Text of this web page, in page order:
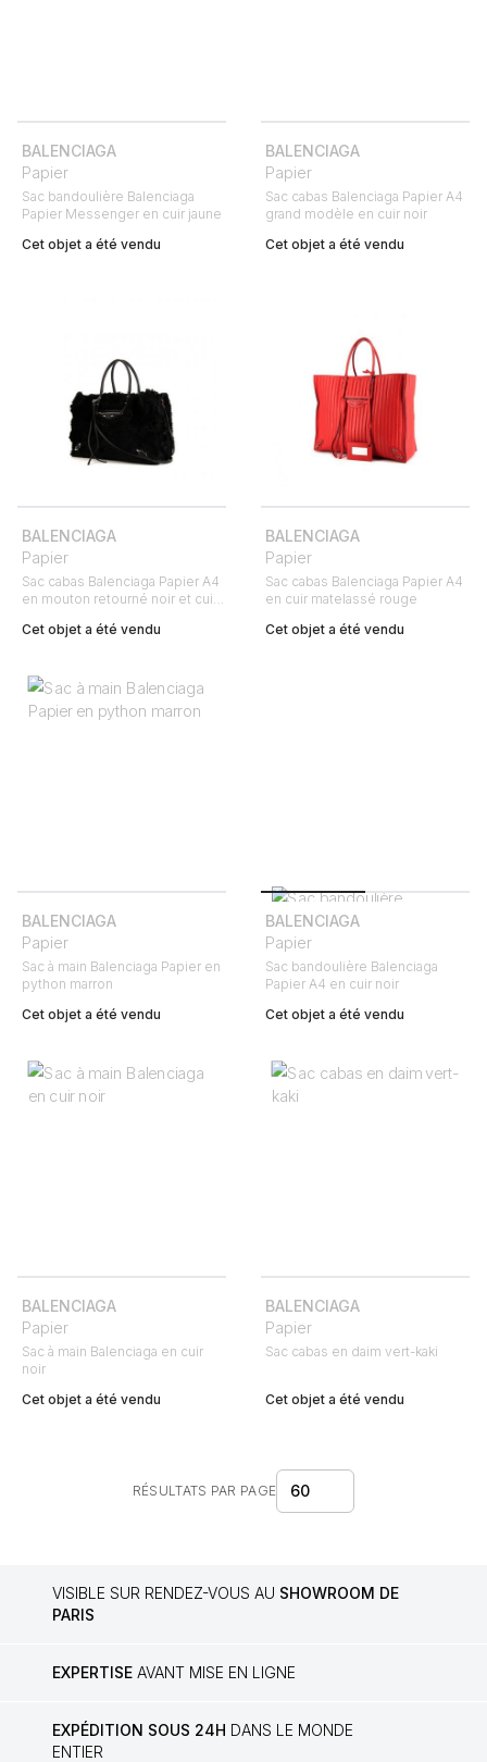
BALENCIAGA
Papier
Sac bandoulière Balenciaga
Papier Messenger en cuir jaune
Cet objet a été vendu
BALENCIAGA
Papier
Sac cabas Balenciaga Papier A4
grand modèle en cuir noir
Cet objet a été vendu
BALENCIAGA
Papier
Sac cabas Balenciaga Papier A4
en mouton retourné noir et cuir
Cet objet a été vendu
BALENCIAGA
Papier
Sac cabas Balenciaga Papier A4
en cuir matelassé rouge
Cet objet a été vendu
BALENCIAGA
Papier
Sac à main Balenciaga Papier en
python marron
Cet objet a été vendu
BALENCIAGA
Papier
Sac bandoulière Balenciaga
Papier A4 en cuir noir
Cet objet a été vendu
BALENCIAGA
Papier
Sac à main Balenciaga en cuir
noir
Cet objet a été vendu
BALENCIAGA
Papier
Sac cabas en daim vert-kaki
Cet objet a été vendu
RÉSULTATS PAR PAGE 60
VISIBLE SUR RENDEZ-VOUS AU SHOWROOM DE
PARIS
EXPERTISE AVANT MISE EN LIGNE
EXPÉDITION SOUS 24H DANS LE MONDE
ENTIER